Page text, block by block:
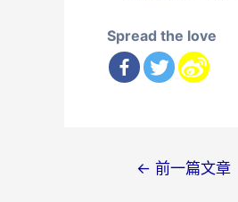
Spread the love
← 前一篇文章